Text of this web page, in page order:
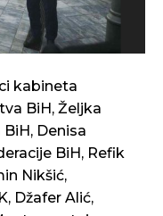
kabineta
BiH, Željka
Denisa
BiH, Refik
Nikšić,
Džafer Alić,